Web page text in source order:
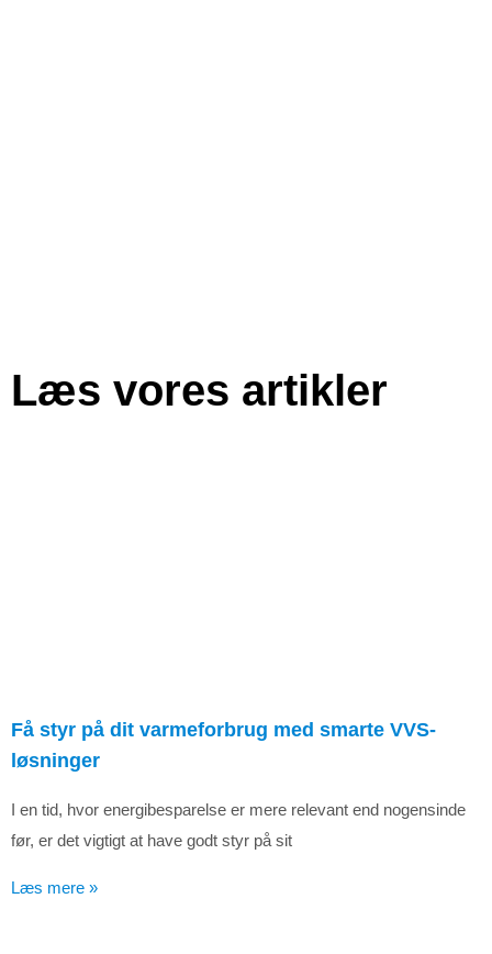
Læs vores artikler
Få styr på dit varmeforbrug med smarte VVS-
løsninger
I en tid, hvor energibesparelse er mere relevant end nogensinde
før, er det vigtigt at have godt styr på sit
Læs mere »